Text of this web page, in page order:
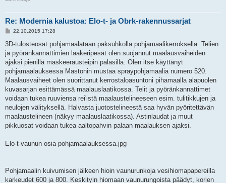
Re: Modernia kalustoa: Elo-t- ja Obrk-rakennussarjat
V
e
i
22.10.2015 17:28
3D-tulosteosat pohjamaalataan paksuhkolla pohjamaalikerroksella. Telien
ja pyöränkannattimien laakeripesät olen suojannut maalausvaiheiden
ajaksi pienillä maskeerausteipin palasilla. Olen itse käyttänyt
pohjamaalauksessa Mastonin mustaa spraypohjamaalia numero 520.
Maalausvaiheet olen suorittanut kerrostaloasuntoni pihamaalla alapuolen
kuvasarjan esittämässä maalauslaatikossa. Telit ja pyöränkannattimet
voidaan tukea ruuviensa rei'istä maalaustelineeseen esim. tulitikkujen ja
neulojen välityksellä. Halvasta juotostelineestä saa hyvän pyöritettävän
maalaustelineen (näkyy maalauslaatikossa). Astinlaudat ja muut
pikkuosat voidaan tukea aaltopahvin palaan maalauksen ajaksi.
Elo-t-vaunun osia pohjamaalauksessa.jpg
Pohjamaalin kuivumisen jälkeen hioin vaunurunkoja vesihiomapapereilla
karkeudet 600 ja 800. Keskityin hiomaan vaunurungoista päädyt, korien